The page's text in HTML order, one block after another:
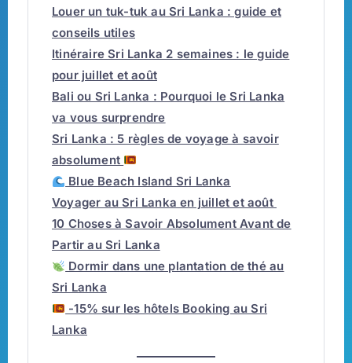
Louer un tuk-tuk au Sri Lanka : guide et
conseils utiles
Itinéraire Sri Lanka 2 semaines : le guide
pour juillet et août
Bali ou Sri Lanka : Pourquoi le Sri Lanka
va vous surprendre
Sri Lanka : 5 règles de voyage à savoir
absolument
Blue Beach Island Sri Lanka
Voyager au Sri Lanka en juillet et août
10 Choses à Savoir Absolument Avant de
Partir au Sri Lanka
Dormir dans une plantation de thé au
Sri Lanka
-15% sur les hôtels Booking au Sri
Lanka